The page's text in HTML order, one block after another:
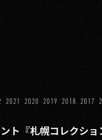
2021 2020 2019 2018 2017
ト『札幌コレクシ